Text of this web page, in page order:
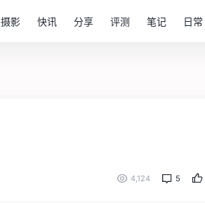
摄影 快讯 分享 评测 笔记 日常
4,124 5